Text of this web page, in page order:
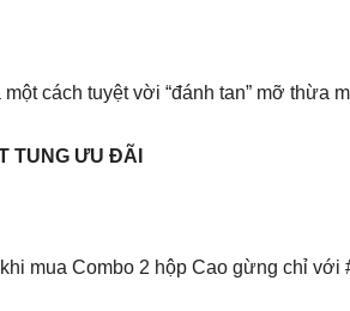
cách tuyệt vời “đánh tan” mỡ thừa
TUNG ƯU ĐÃI
mua Combo 2 hộp Cao gừng chỉ với